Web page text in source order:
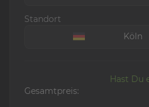
Standort
Köln
Hast Du
Gesamtpreis: